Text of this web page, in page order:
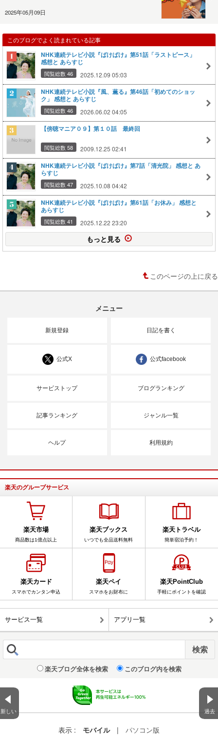
新しい 過去
2025年05月09日
このブログでよく読まれている記事
NHK連続テレビ小説『ばけばけ』第51話「ラストピース」
感想と あらすじ
閲覧総数 46 2025.12.09 05:03
NHK連続テレビ小説『風、薫る』第46話「初めてのショッ
ク」 感想と あらすじ
閲覧総数 46 2026.06.02 04:05
【傍聴マニア０９】第１０話 最終回
閲覧総数 58 2009.12.25 02:41
NHK連続テレビ小説『ばけばけ』第7話「清光院」 感想と あ
らすじ
閲覧総数 47 2025.10.08 04:42
NHK連続テレビ小説『ばけばけ』第61話「お休み」 感想と
あらすじ
閲覧総数 41 2025.12.22 23:20
もっと見る
このページの上に戻る
メニュー
新規登録 日記を書く
公式X 公式facebook
サービストップ ブログランキング
記事ランキング ジャンル一覧
ヘルプ 利用規約
楽天のグループサービス
楽天市場
商品数は1億点以上
楽天ブックス
いつでも全品送料無料
楽天トラベル
簡単宿泊予約！
楽天カード
スマホでカンタン申込
楽天ペイ
スマホをお財布に
楽天PointClub
手軽にポイントを確認
サービス一覧 アプリ一覧
楽天ブログ全体を検索 このブログ内を検索
表示 : モバイル | パソコン版